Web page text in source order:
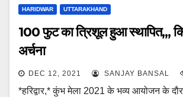
HARIDWAR UTTARAKHAND
100 फुट का त्रिशूल हुआ स्थापित,,,
अर्चना
DEC 12, 2021 SANJAY BANSAL
*हरिद्वार,* कुंभ मेला 2021 के भव्य आयोजन के